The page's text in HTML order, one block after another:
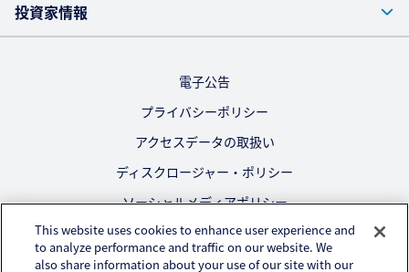
投資家情報
電子公告
プライバシーポリシー
アクセスデータの取扱い
ディスクロージャー・ポリシー
ソーシャルメディアポリシー
ご利用にあたって
This website uses cookies to enhance user experience and
to analyze performance and traffic on our website. We
also share information about your use of our site with our